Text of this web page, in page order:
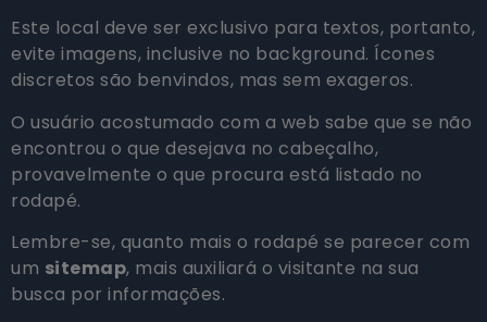
Este local deve ser exclusivo para textos, portanto,
evite imagens, inclusive no background. Ícones
discretos são benvindos, mas sem exageros.
O usuário acostumado com a web sabe que se não
encontrou o que desejava no cabeçalho,
provavelmente o que procura está listado no
rodapé.
Lembre-se, quanto mais o rodapé se parecer com
um sitemap, mais auxiliará o visitante na sua
busca por informações.